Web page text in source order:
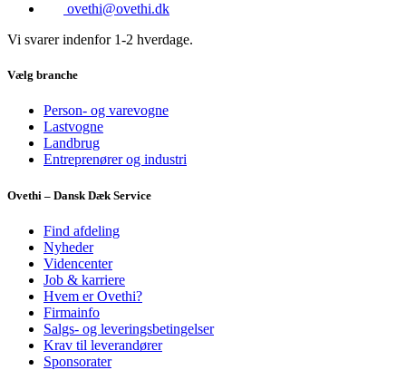
ovethi@ovethi.dk
Vi svarer indenfor 1-2 hverdage.
Vælg branche
Person- og varevogne
Lastvogne
Landbrug
Entreprenører og industri
Ovethi – Dansk Dæk Service
Find afdeling
Nyheder
Videncenter
Job & karriere
Hvem er Ovethi?
Firmainfo
Salgs- og leveringsbetingelser
Krav til leverandører
Sponsorater